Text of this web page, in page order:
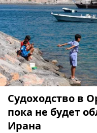
Судоходство в
пока не будет
Ирана